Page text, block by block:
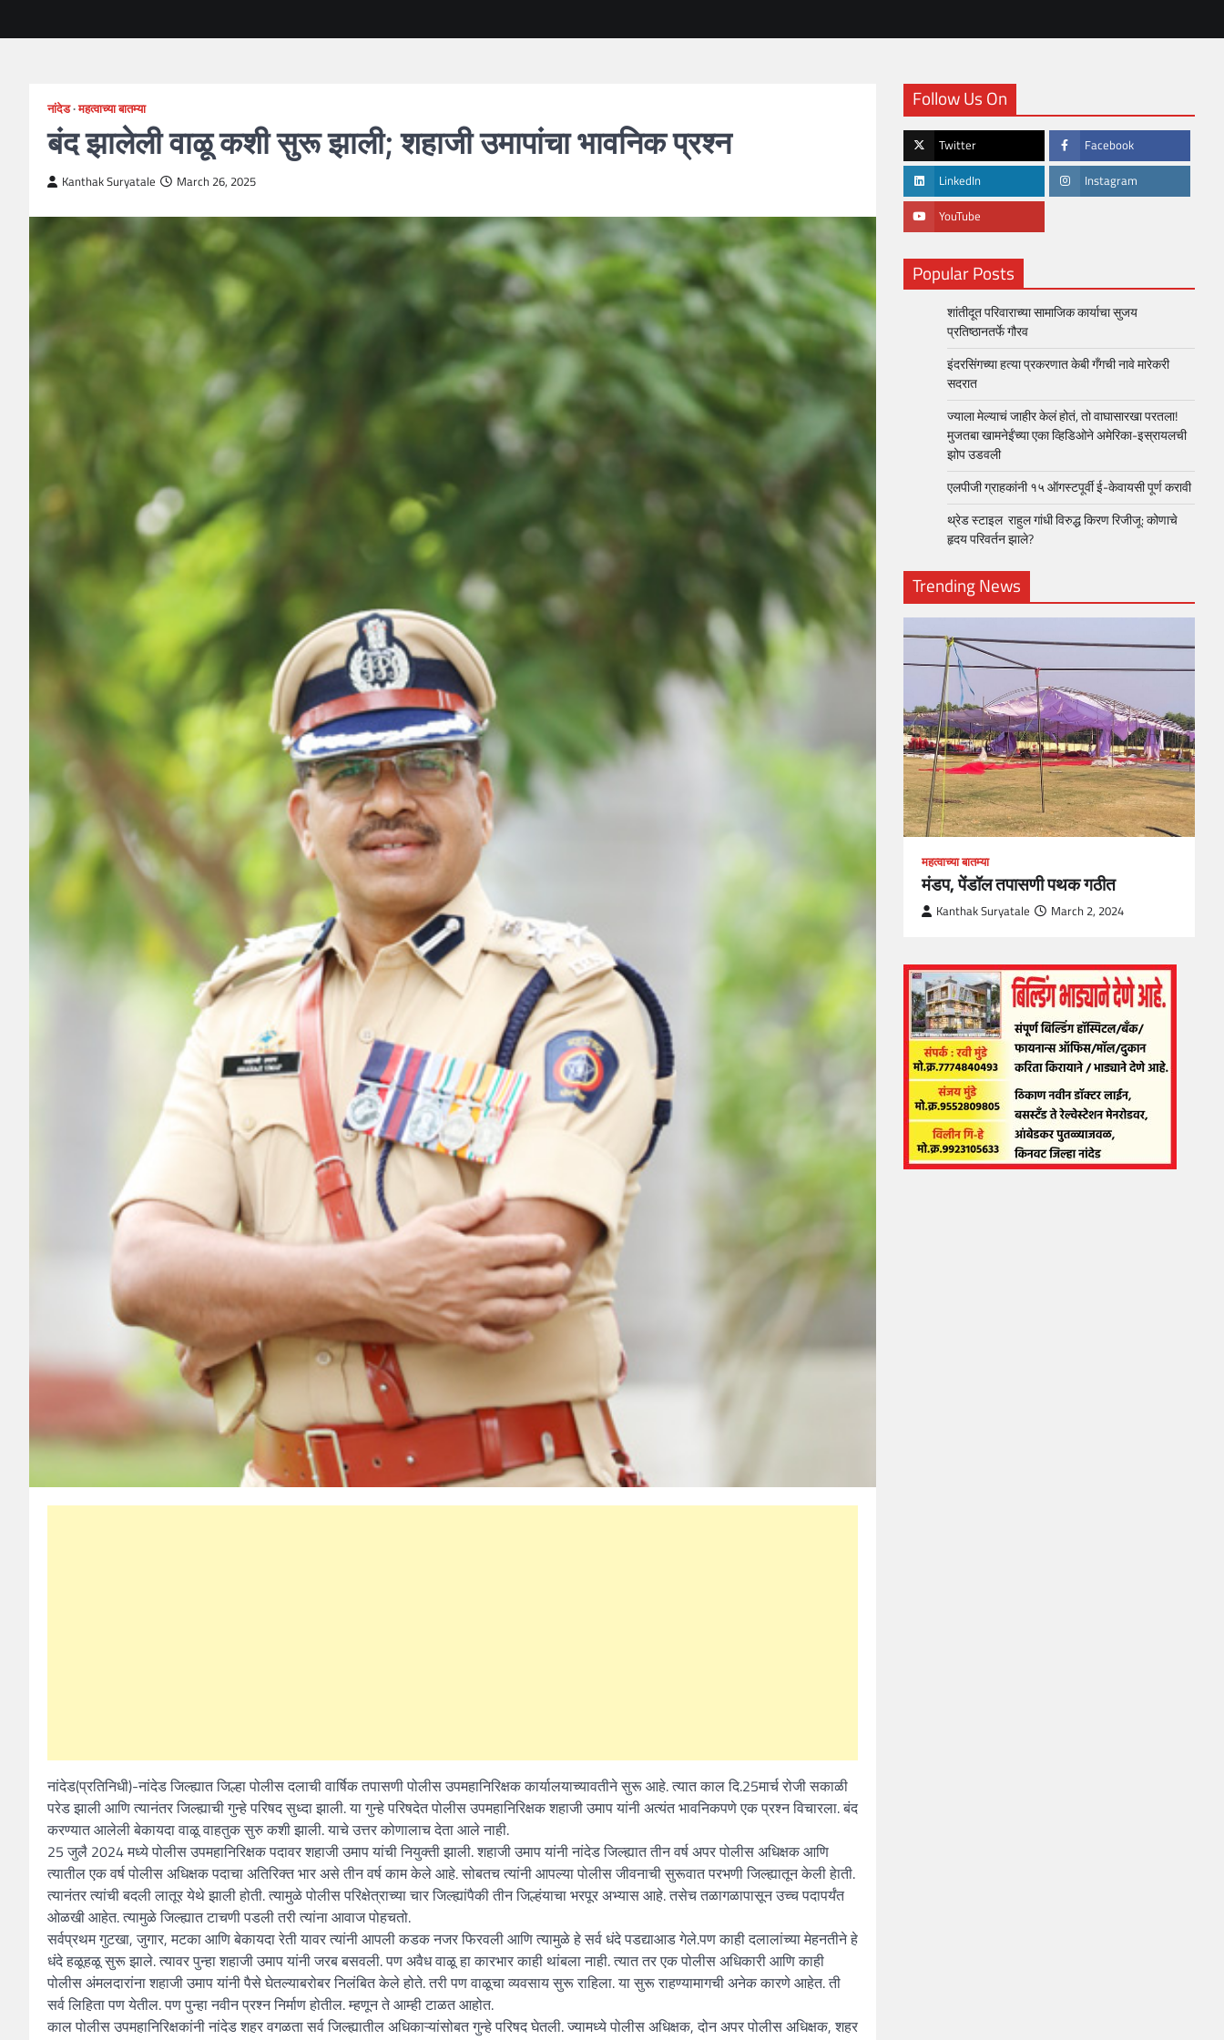
नांदेड महत्वाच्या बातम्या
बंद झालेली वाळू कशी सुरू झाली; शहाजी उमापांचा भावनिक प्रश्न
Kanthak Suryatale March 26, 2025
नांदेड(प्रतिनिधी)-नांदेड जिल्ह्यात जिल्हा पोलीस दलाची वार्षिक तपासणी पोलीस उपमहानिरिक्षक कार्यालयाच्यावतीने सुरू आहे. त्यात काल दि.25मार्च रोजी सकाळी
परेड झाली आणि त्यानंतर जिल्ह्याची गुन्हे परिषद सुध्दा झाली. या गुन्हे परिषदेत पोलीस उपमहानिरिक्षक शहाजी उमाप यांनी अत्यंत भावनिकपणे एक प्रश्न विचारला. बंद
करण्यात आलेली बेकायदा वाळू वाहतुक सुरु कशी झाली. याचे उत्तर कोणालाच देता आले नाही.
25 जुलै 2024 मध्ये पोलीस उपमहानिरिक्षक पदावर शहाजी उमाप यांची नियुक्ती झाली. शहाजी उमाप यांनी नांदेड जिल्ह्यात तीन वर्ष अपर पोलीस अधिक्षक आणि
त्यातील एक वर्ष पोलीस अधिक्षक पदाचा अतिरिक्त भार असे तीन वर्ष काम केले आहे. सोबतच त्यांनी आपल्या पोलीस जीवनाची सुरूवात परभणी जिल्ह्यातून केली हेाती.
त्यानंतर त्यांची बदली लातूर येथे झाली होती. त्यामुळे पोलीस परिक्षेत्राच्या चार जिल्ह्यांपैकी तीन जिल्हंयाचा भरपूर अभ्यास आहे. तसेच तळागळापासून उच्च पदापर्यंत
ओळखी आहेत. त्यामुळे जिल्ह्यात टाचणी पडली तरी त्यांना आवाज पोहचतो.
सर्वप्रथम गुटखा, जुगार, मटका आणि बेकायदा रेती यावर त्यांनी आपली कडक नजर फिरवली आणि त्यामुळे हे सर्व धंदे पडद्याआड गेले.पण काही दलालांच्या मेहनतीने हे
धंदे हळूहळू सुरू झाले. त्यावर पुन्हा शहाजी उमाप यांनी जरब बसवली. पण अवैध वाळू हा कारभार काही थांबला नाही. त्यात तर एक पोलीस अधिकारी आणि काही
पोलीस अंमलदारांना शहाजी उमाप यांनी पैसे घेतल्याबरोबर निलंबित केले होते. तरी पण वाळूचा व्यवसाय सुरू राहिला. या सुरू राहण्यामागची अनेक कारणे आहेत. ती
सर्व लिहिता पण येतील. पण पुन्हा नवीन प्रश्न निर्माण होतील. म्हणून ते आम्ही टाळत आहोत.
काल पोलीस उपमहानिरिक्षकांनी नांदेड शहर वगळता सर्व जिल्ह्यातील अधिकाऱ्यांसोबत गुन्हे परिषद घेतली. ज्यामध्ये पोलीस अधिक्षक, दोन अपर पोलीस अधिक्षक, शहर
Follow Us On
Twitter Facebook
LinkedIn Instagram
YouTube
Popular Posts
शांतीदूत परिवाराच्या सामाजिक कार्याचा सुजय
प्रतिष्ठानतर्फे गौरव
इंदरसिंगच्या हत्या प्रकरणात केबी गँगची नावे मारेकरी
सदरात
ज्याला मेल्याचं जाहीर केलं होतं, तो वाघासारखा परतला!
मुजतबा खामनेईंच्या एका व्हिडिओने अमेरिका-इस्रायलची
झोप उडवली
एलपीजी ग्राहकांनी १५ ऑगस्टपूर्वी ई-केवायसी पूर्ण करावी
थ्रेड स्टाइल राहुल गांधी विरुद्ध किरण रिजीजू: कोणाचे
हृदय परिवर्तन झाले?
Trending News
What Is a Front-End Developer?
How to Become One, Salary, Skills
Kanthak Suryatale
महत्वाच्या बातम्या
मंडप, पेंडॉल तपासणी पथक गठीत
Kanthak Suryatale March 2, 2024